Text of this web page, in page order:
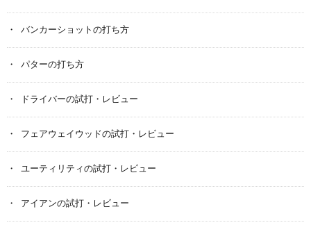
バンカーショットの打ち方
パターの打ち方
ドライバーの試打・レビュー
フェアウェイウッドの試打・レビュー
ユーティリティの試打・レビュー
アイアンの試打・レビュー